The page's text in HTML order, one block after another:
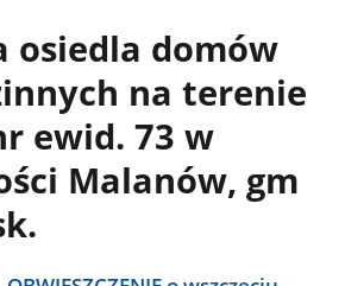
osiedla domów
na terenie
ewid. 73 w
Malanów, gm